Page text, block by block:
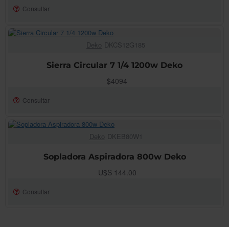
Consultar
Deko DKCS12G185
Sierra Circular 7 1/4 1200w Deko
$4094
Consultar
Deko DKEB80W1
Sopladora Aspiradora 800w Deko
U$S 144.00
Consultar